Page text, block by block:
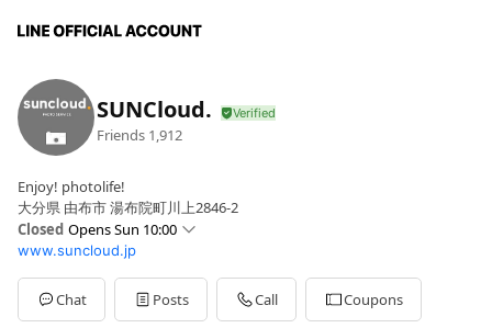
SUNCloud.
Friends 1,912
Enjoy! photolife!
大分県 由布市 湯布院町川上2846-2
Closed Opens Sun 10:00
Sun10:00 - 17:30
Mon10:00 - 17:30
Tue10:00 - 17:30
Wed10:00 - 17:30
www.suncloud.jp
Chat Posts Call Coupons